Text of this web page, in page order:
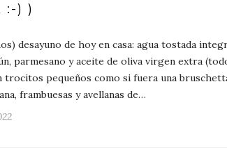
:-) )
desayuno de hoy en casa: agua tostada
parmesano y aceite de oliva virgen extra
trocitos pequeños como si fuera una
frambuesas y avellanas de…